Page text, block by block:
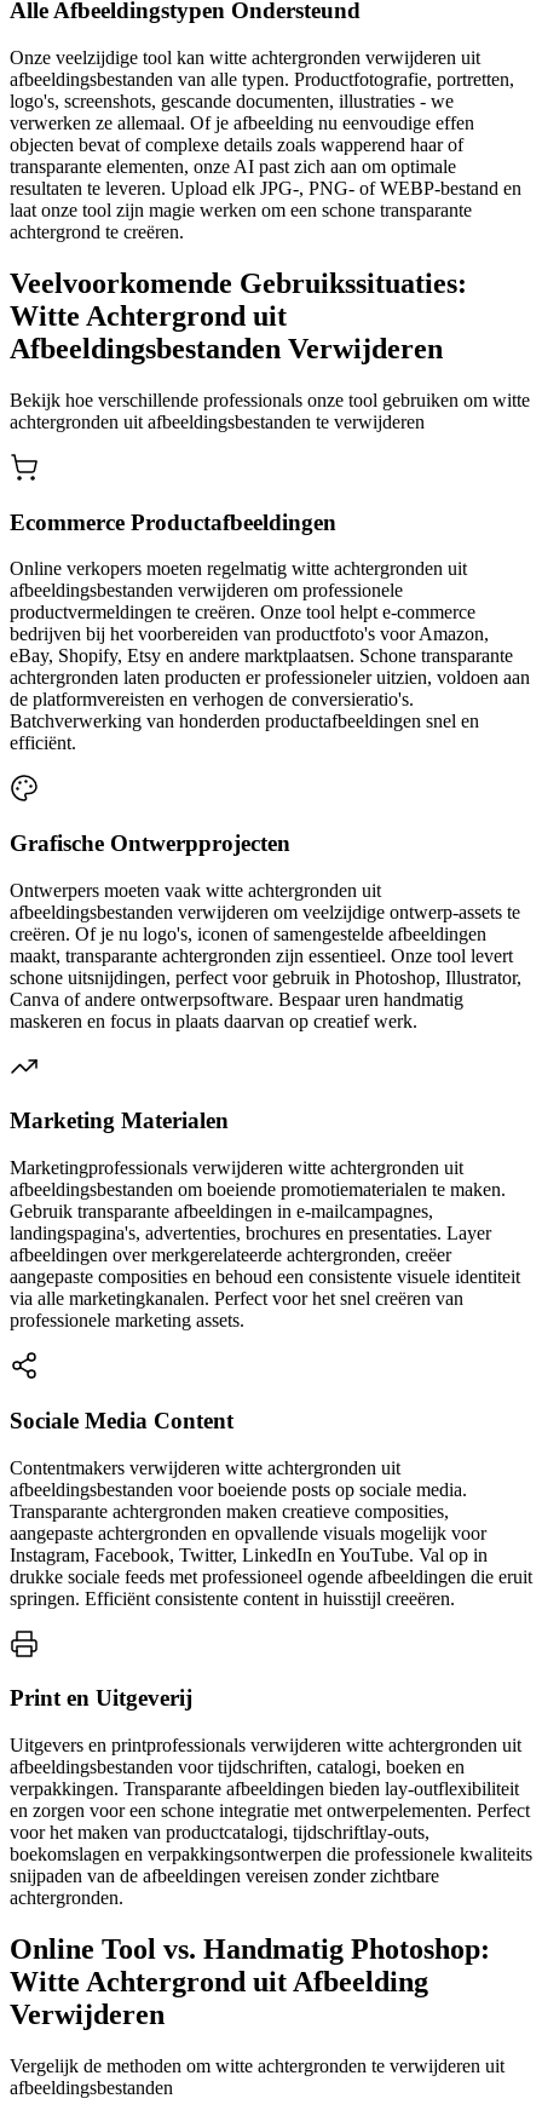
Alle Afbeeldingstypen Ondersteund
Onze veelzijdige tool kan witte achtergronden verwijderen uit
afbeeldingsbestanden van alle typen. Productfotografie, portretten,
logo's, screenshots, gescande documenten, illustraties - we
verwerken ze allemaal. Of je afbeelding nu eenvoudige effen
objecten bevat of complexe details zoals wapperend haar of
transparante elementen, onze AI past zich aan om optimale
resultaten te leveren. Upload elk JPG-, PNG- of WEBP-bestand en
laat onze tool zijn magie werken om een schone transparante
achtergrond te creëren.
Veelvoorkomende Gebruikssituaties:
Witte Achtergrond uit
Afbeeldingsbestanden Verwijderen
Bekijk hoe verschillende professionals onze tool gebruiken om witte
achtergronden uit afbeeldingsbestanden te verwijderen
Ecommerce Productafbeeldingen
Online verkopers moeten regelmatig witte achtergronden uit
afbeeldingsbestanden verwijderen om professionele
productvermeldingen te creëren. Onze tool helpt e-commerce
bedrijven bij het voorbereiden van productfoto's voor Amazon,
eBay, Shopify, Etsy en andere marktplaatsen. Schone transparante
achtergronden laten producten er professioneler uitzien, voldoen aan
de platformvereisten en verhogen de conversieratio's.
Batchverwerking van honderden productafbeeldingen snel en
efficiënt.
Grafische Ontwerpprojecten
Ontwerpers moeten vaak witte achtergronden uit
afbeeldingsbestanden verwijderen om veelzijdige ontwerp-assets te
creëren. Of je nu logo's, iconen of samengestelde afbeeldingen
maakt, transparante achtergronden zijn essentieel. Onze tool levert
schone uitsnijdingen, perfect voor gebruik in Photoshop, Illustrator,
Canva of andere ontwerpsoftware. Bespaar uren handmatig
maskeren en focus in plaats daarvan op creatief werk.
Marketing Materialen
Marketingprofessionals verwijderen witte achtergronden uit
afbeeldingsbestanden om boeiende promotiematerialen te maken.
Gebruik transparante afbeeldingen in e-mailcampagnes,
landingspagina's, advertenties, brochures en presentaties. Layer
afbeeldingen over merkgerelateerde achtergronden, creëer
aangepaste composities en behoud een consistente visuele identiteit
via alle marketingkanalen. Perfect voor het snel creëren van
professionele marketing assets.
Sociale Media Content
Contentmakers verwijderen witte achtergronden uit
afbeeldingsbestanden voor boeiende posts op sociale media.
Transparante achtergronden maken creatieve composities,
aangepaste achtergronden en opvallende visuals mogelijk voor
Instagram, Facebook, Twitter, LinkedIn en YouTube. Val op in
drukke sociale feeds met professioneel ogende afbeeldingen die eruit
springen. Efficiënt consistente content in huisstijl creeëren.
Print en Uitgeverij
Uitgevers en printprofessionals verwijderen witte achtergronden uit
afbeeldingsbestanden voor tijdschriften, catalogi, boeken en
verpakkingen. Transparante afbeeldingen bieden lay-outflexibiliteit
en zorgen voor een schone integratie met ontwerpelementen. Perfect
voor het maken van productcatalogi, tijdschriftlay-outs,
boekomslagen en verpakkingsontwerpen die professionele kwaliteits
snijpaden van de afbeeldingen vereisen zonder zichtbare
achtergronden.
Online Tool vs. Handmatig Photoshop:
Witte Achtergrond uit Afbeelding
Verwijderen
Vergelijk de methoden om witte achtergronden te verwijderen uit
afbeeldingsbestanden